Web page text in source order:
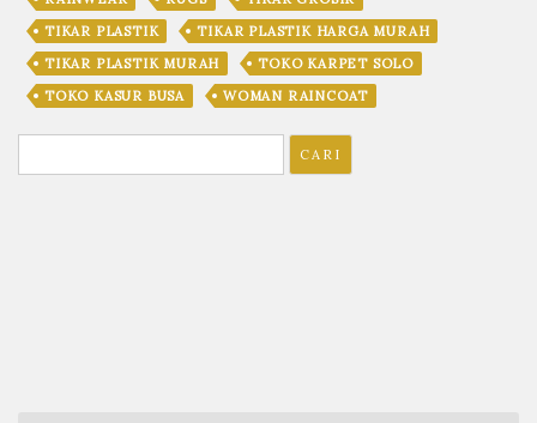
TIKAR PLASTIK
TIKAR PLASTIK HARGA MURAH
TIKAR PLASTIK MURAH
TOKO KARPET SOLO
TOKO KASUR BUSA
WOMAN RAINCOAT
untuk: